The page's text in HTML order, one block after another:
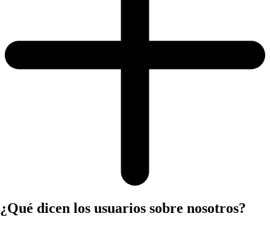
¿Qué dicen los usuarios sobre nosotros?